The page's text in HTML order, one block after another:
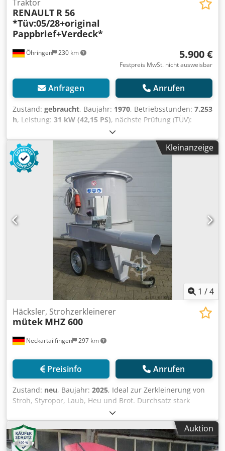
Öhringen 230 km
Traktor
RENAULT R 56
*Tüv:05/28+original
Pappbrief+Verdeck*
5.900 €
Festpreis MwSt. nicht ausweisbar
Anfragen Anrufen
Zustand: gebraucht, Baujahr: 1970, Betriebsstunden: 7.253
h, Leistung: 31 kW (42,15 PS), nächste Prüfung (TÜV):
, Renault Schlepper R 56. mit Fritzmeier
Verdeck+Frontscheibe. MWM Motor- Mannheim Diesel.
Kraftheber hinten+Ackerschiene,6-Gang,Werkzeugkasten,
Djdpfjy Uqc Ejx Adtock kleines
Frontgewicht,AHK,Zapfwelle,Schwingsitz,Diff.-Sperre.....
=====Deutsche Zulassung+Pappbrief+gut Bereift+original
Lack===== ==Täglicher Ankauf von Nutzfahrzeugen,sowie
Inzahlungnahme möglich==
Kleinanzeige
1 /4
Neckartailfingen 297 km
Häcksler, Strohzerkleinerer
mütek MHZ 600
Preisinfo Anrufen
Zustand: neu, Baujahr: 2025, Ideal zur Zerkleinerung von
Stroh, Styropor, Laub, Heu und Brot. Durchsatz stark
abhängig von Sieb und Ausgangsmaterial: - bis zu maximal
350 kg / h bei Stroh mit einem 15 mm Sieb - bis zu 60 kg /
h bei EPS mit einem 15 mm Sieb Dcsdpfxszbize Adtsk
Motor 11 KW - 400 Volt, (nach Absprache auch 9,2 kW oder
Auktion